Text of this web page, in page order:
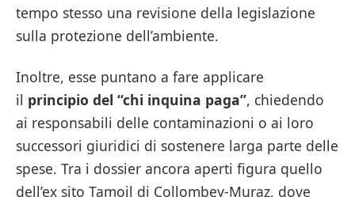
tempo stesso una revisione della legislazione
sulla protezione dell’ambiente.
Inoltre, esse puntano a fare applicare
il principio del “chi inquina paga”, chiedendo
ai responsabili delle contaminazioni o ai loro
successori giuridici di sostenere larga parte delle
spese. Tra i dossier ancora aperti figura quello
dell’ex sito Tamoil di Collombey-Muraz, dove